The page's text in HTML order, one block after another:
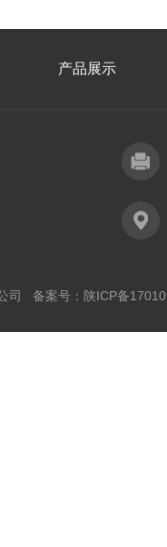
产品展示
司 备案号： 陕ICP备